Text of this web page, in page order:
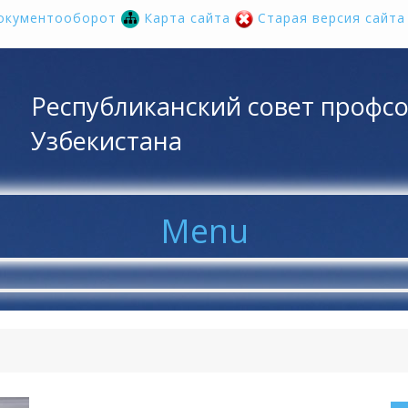
Карта сайта Старая версия
Республиканский совет
Узбекистана
Menu